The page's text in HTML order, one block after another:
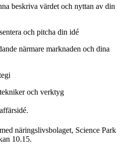
beskriva värdet och nyttan av din
och pitcha din idé
närmare marknaden och dina
och verktyg
näringslivsbolaget, Science Park
10.15.